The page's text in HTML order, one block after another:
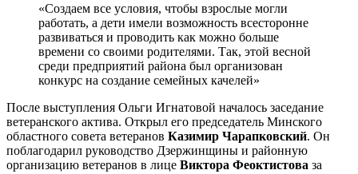
«Создаем все условия, чтобы взрослые могли
работать, а дети имели возможность всесторонне
развиваться и проводить как можно больше
времени со своими родителями. Так, этой весной
среди предприятий района был организован
конкурс на создание семейных качелей»
После выступления Ольги Игнатовой началось заседание
ветеранского актива. Открыл его председатель Минского
областного совета ветеранов Казимир Чарапковский. Он
поблагодарил руководство Дзержинщины и районную
организацию ветеранов в лице Виктора Феоктистова за